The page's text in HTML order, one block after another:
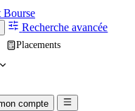
Bourse
Recherche avancée
Placements
compte